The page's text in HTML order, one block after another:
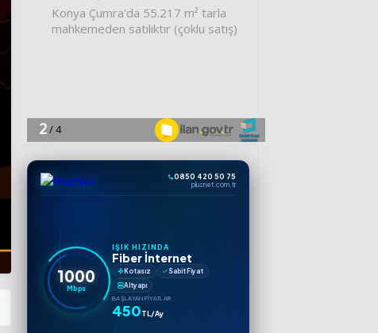
0850 420 50 75
plusnet.com.tr
1000
Mbps
IŞIK HIZINDA
Fiber İnternet
Kotasız
Sabit Fiyat
Altyapı
BAŞLAYAN FIYATLAR
450TL/Ay